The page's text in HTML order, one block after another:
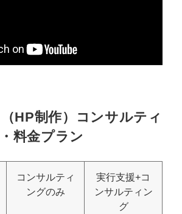
HP制作）コンサルティ
料金プラン
コンサルティ
ングのみ
実行支援+コ
ンサルティン
グ